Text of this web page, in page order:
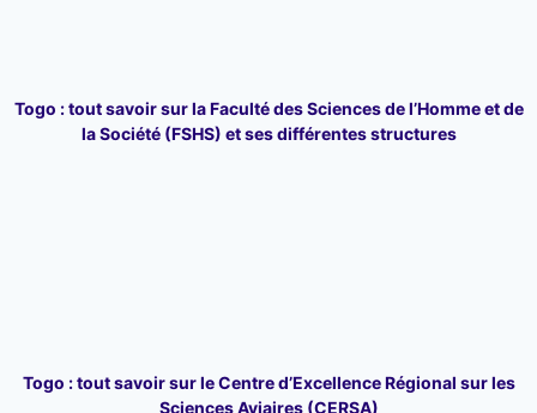
Togo : tout savoir sur la Faculté des Sciences de l’Homme et de
la Société (FSHS) et ses différentes structures
Togo : tout savoir sur le Centre d’Excellence Régional sur les
Sciences Aviaires (CERSA)